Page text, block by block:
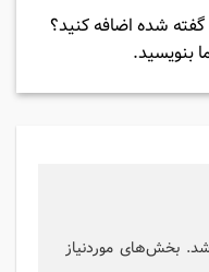
گفته شده اضافه کنید؟
بنویسید.
بخش‌های موردنیاز